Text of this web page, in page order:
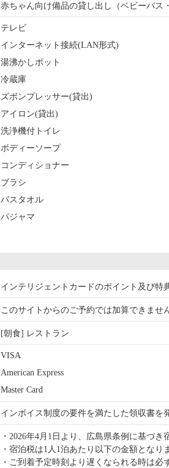
赤ちゃん向け備品の貸し出し（ベビーバス
テレビ
インターネット接続(LAN形式)
湯沸かしポット
冷蔵庫
ズボンプレッサー(貸出)
アイロン(貸出)
洗浄機付トイレ
ボディーソープ
コンディショナー
ブラシ
バスタオル
パジャマ
インテリジェントカードのポイント及び特
このサイトからのご予約では加算できません
[朝食] レストラン
VISA
American Express
Master Card
インボイス制度の要件を満たした領収書を
2026年4月1日より、広島県条例に基づき
宿泊税は1人1泊あたり以下の金額となり
ご到着予定時刻より遅くなられる時は必